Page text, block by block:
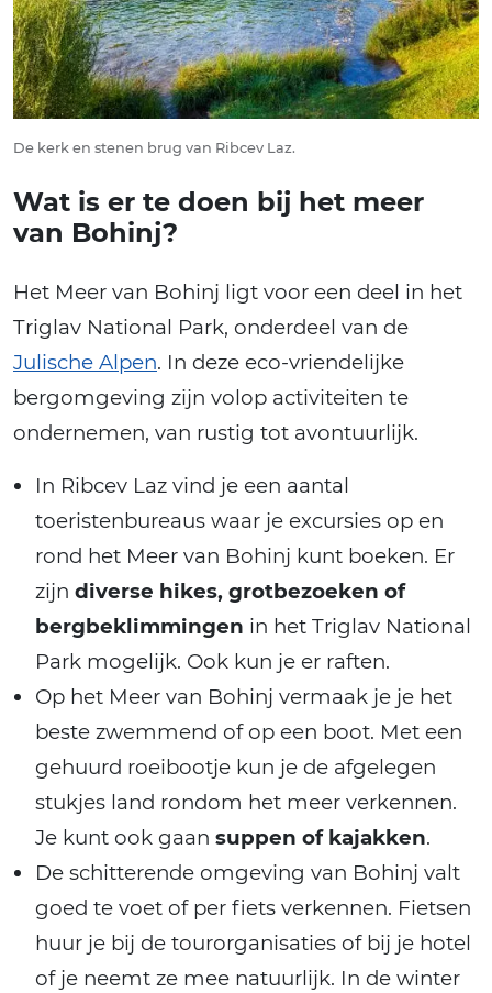
De kerk en stenen brug van Ribcev Laz.
Wat is er te doen bij het meer
van Bohinj?
Het Meer van Bohinj ligt voor een deel in het
Triglav National Park, onderdeel van de
Julische Alpen. In deze eco-vriendelijke
bergomgeving zijn volop activiteiten te
ondernemen, van rustig tot avontuurlijk.
In Ribcev Laz vind je een aantal
toeristenbureaus waar je excursies op en
rond het Meer van Bohinj kunt boeken. Er
zijn diverse hikes, grotbezoeken of
bergbeklimmingen in het Triglav National
Park mogelijk. Ook kun je er raften.
Op het Meer van Bohinj vermaak je je het
beste zwemmend of op een boot. Met een
gehuurd roeibootje kun je de afgelegen
stukjes land rondom het meer verkennen.
Je kunt ook gaan suppen of kajakken.
De schitterende omgeving van Bohinj valt
goed te voet of per fiets verkennen. Fietsen
huur je bij de tourorganisaties of bij je hotel
of je neemt ze mee natuurlijk. In de winter